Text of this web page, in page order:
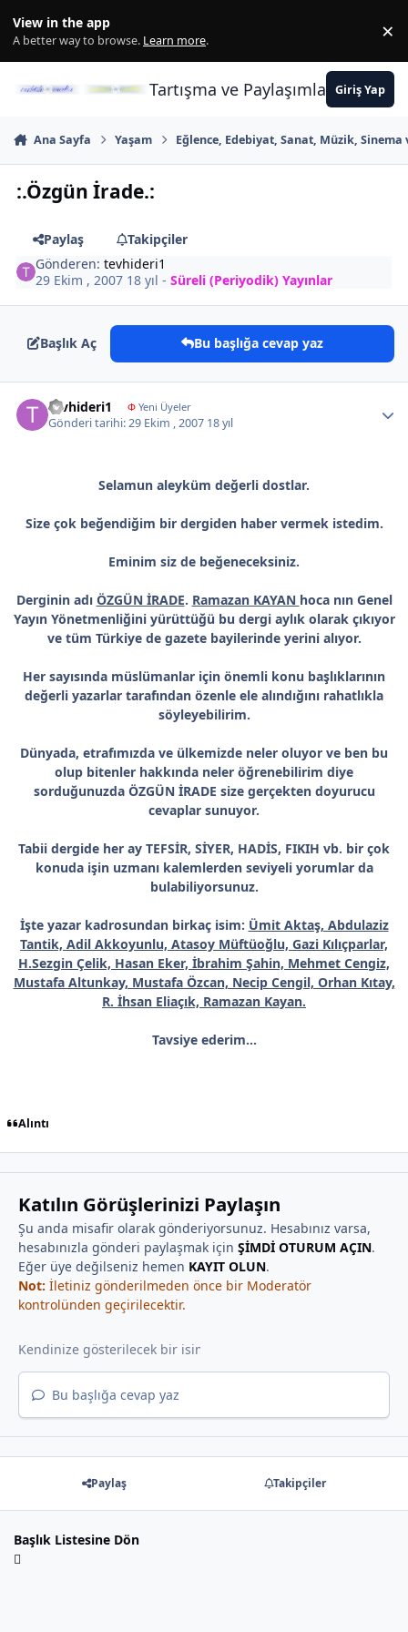
View in the app
A better way to browse. Learn more. ×
Tartışma ve PaylaşımlarınGiriş Yap
Ana Sayfa Yaşam Eğlence, Edebiyat, Sanat, Müzik, Sinema
:.Özgün İrade.:
Paylaş
Takipçiler
Gönderen:tevhideri1
29 Ekim , 2007 18 yıl -Süreli (Periyodik) Yayınlar
Başlık Aç Bu başlığa cevap yaz
tevhideri1 ΦYeni Üyeler
Gönderi tarihi:29 Ekim , 2007 18 yıl
Selamun aleyküm değerli dostlar.
Size çok beğendiğim bir dergiden haber vermek istedim.
Eminim siz de beğeneceksiniz.
Derginin adı ÖZGÜN İRADE. Ramazan KAYAN hoca nın Genel
Yayın Yönetmenliğini yürüttüğü bu dergi aylık olarak çıkıyor
ve tüm Türkiye de gazete bayilerinde yerini alıyor.
Her sayısında müslümanlar için önemli konu başlıklarının
değerli yazarlar tarafından özenle ele alındığını rahatlıkla
söyleyebilirim.
Dünyada, etrafımızda ve ülkemizde neler oluyor ve ben bu
olup bitenler hakkında neler öğrenebilirim diye
sorduğunuzda ÖZGÜN İRADE size gerçekten doyurucu
cevaplar sunuyor.
Tabii dergide her ay TEFSİR, SİYER, HADİS, FIKIH vb. bir çok
konuda işin uzmanı kalemlerden seviyeli yorumlar da
bulabiliyorsunuz.
İşte yazar kadrosundan birkaç isim: Ümit Aktaş, Abdulaziz
Tantik, Adil Akkoyunlu, Atasoy Müftüoğlu, Gazi Kılıçparlar,
H.Sezgin Çelik, Hasan Eker, İbrahim Şahin, Mehmet Cengiz,
Mustafa Altunkay, Mustafa Özcan, Necip Cengil, Orhan Kıtay,
R. İhsan Eliaçık, Ramazan Kayan.
Tavsiye ederim...
Alıntı
Katılın Görüşlerinizi Paylaşın
Şu anda misafir olarak gönderiyorsunuz. Hesabınız varsa,
hesabınızla gönderi paylaşmak için ŞİMDİ OTURUM AÇIN.
Eğer üye değilseniz hemen KAYIT OLUN.
Not: İletiniz gönderilmeden önce bir Moderatör
kontrolünden geçirilecektir.
Bu başlığa cevap yaz
Paylaş Takipçiler
Başlık Listesine Dön